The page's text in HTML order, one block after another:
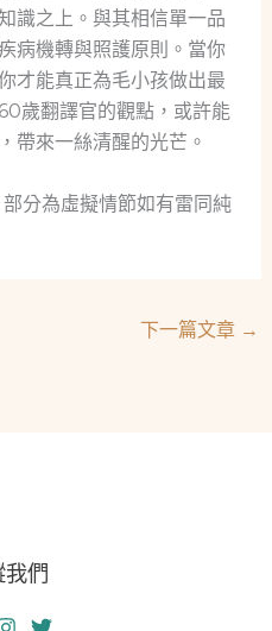
識之上。與其相信單一品
病機轉與照護原則。當你
才能真正為毛小孩做出最
歲翻譯官的觀點，或許能
帶來一絲清醒的光芒。
分為虛擬情節如有雷同純
下一篇文章 →
們